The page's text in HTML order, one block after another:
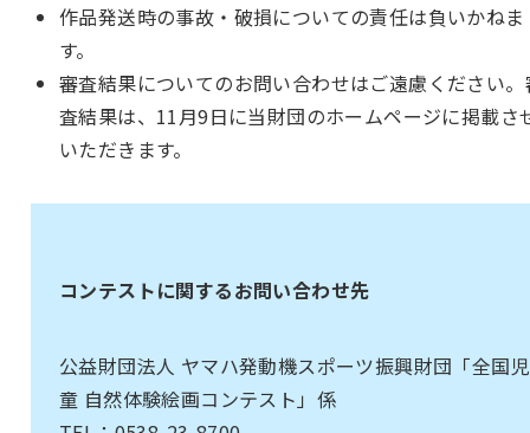
作品発送時の事故・破損についての責任は負いかねま
す。
審査結果についてのお問い合わせはご遠慮ください。
査結果は、11月9日に当財団のホームページに掲載さ
いただきます。
コンテストに関するお問い合わせ先
公益財団法人 ヤマハ発動機スポーツ振興財団「全国児
童 自然体験絵画コンテスト」係